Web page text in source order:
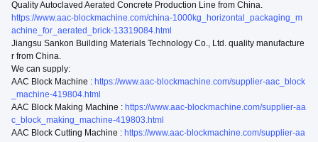
Quality Autoclaved Aerated Concrete Production Line from China.
https://www.aac-blockmachine.com/china-1000kg_horizontal_packaging_m
achine_for_aerated_brick-13319084.html
Jiangsu Sankon Building Materials Technology Co., Ltd. quality manufacture
r from China.
We can supply:
AAC Block Machine : https://www.aac-blockmachine.com/supplier-aac_block
_machine-419804.html
AAC Block Making Machine : https://www.aac-blockmachine.com/supplier-aa
c_block_making_machine-419803.html
AAC Block Cutting Machine : https://www.aac-blockmachine.com/supplier-aa